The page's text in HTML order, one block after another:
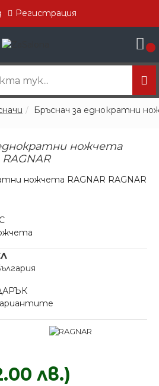
Регистрация
Бръснач за еднократни
ножчета
RAGNAR
лв.)